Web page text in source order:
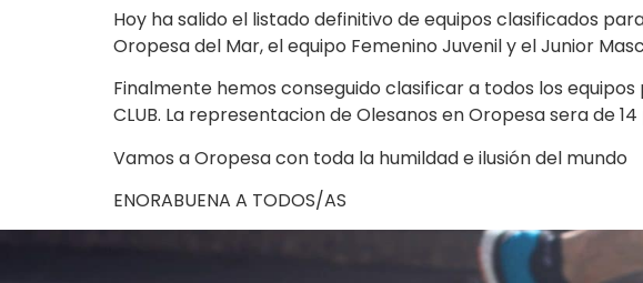
Hoy ha salido el listado definitivo de equipos clasificados
Oropesa del Mar, el equipo Femenino Juvenil y el Junior
Finalmente hemos conseguido clasificar a todos los
CLUB. La representacion de Olesanos en Oropesa sera de
Vamos a Oropesa con toda la humildad e ilusión del mundo
ENORABUENA A TODOS/AS